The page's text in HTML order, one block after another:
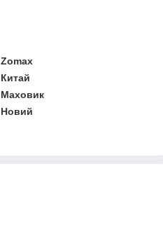
Zomax
Китай
Маховик
Новий